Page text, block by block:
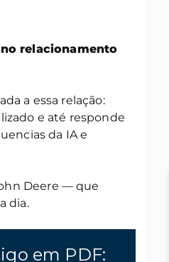
relacionamento
a essa relação:
e até responde
da IA e
Deere — que
dia.
em PDF: